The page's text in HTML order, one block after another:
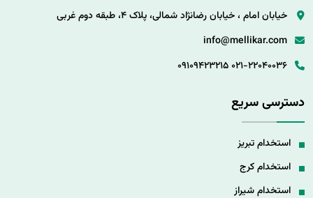
خیابان امام ، خیابان رضانژاد شمالی، پلاک 4، طبقه دوم غربی
info@mellikar.com
021-22040036
09109423215
دسترسی سریع
استخدام تبریز
استخدام کرج
استخدام شیراز